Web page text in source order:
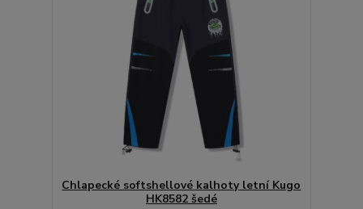
Chlapecké softshellové kalhoty letní Kugo
HK8582 šedé